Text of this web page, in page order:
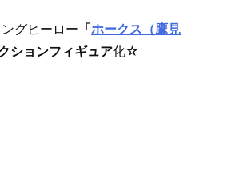
グヒーロー 「ホークス（鷹見
ションフィギュア化☆